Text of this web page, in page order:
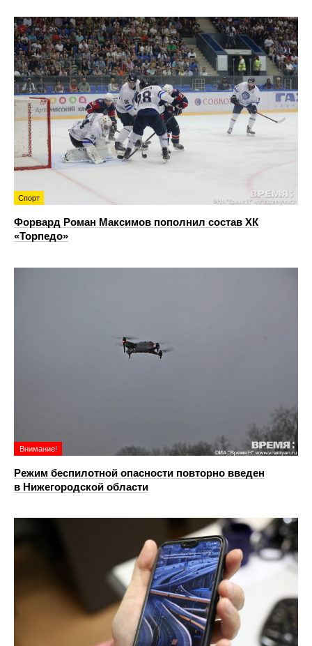
Спорт
Форвард Роман Максимов пополнил состав ХК
«Торпедо»
Внимание!
Режим беспилотной опасности повторно введен
в Нижегородской области